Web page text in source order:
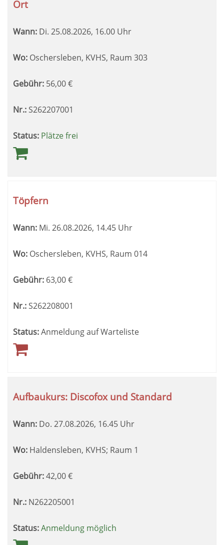
Ort
Wann: Di. 25.08.2026, 16.00 Uhr
Wo: Oschersleben, KVHS, Raum 303
Gebühr: 56,00€
Nr.: S262207001
Status: Plätze frei
Töpfern
Wann: Mi. 26.08.2026, 14.45 Uhr
Wo: Oschersleben, KVHS, Raum 014
Gebühr: 63,00€
Nr.:S262208001
Status:Anmeldung auf Warteliste
Aufbaukurs: Discofox und Standard
Wann: Do. 27.08.2026, 16.45 Uhr
Wo: Haldensleben, KVHS; Raum 1
Gebühr:42,00€
Nr.: N262205001
Status:Anmeldung möglich